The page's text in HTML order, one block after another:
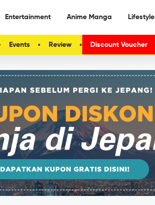
Entertainment Anime Manga Lifestyle
Events Review Discount Voucher